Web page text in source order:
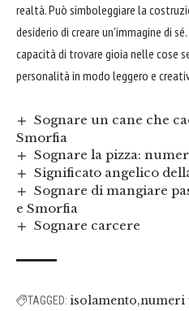
realtà. Può simboleggiare la
desiderio di creare un'immagine di
capacità di trovare gioia nelle cose
personalità in modo leggero e
Sognare un cane che
Smorfia
Sognare la pizza:
Significato angelico
Sognare di mangiare
e Smorfia
Sognare carcere
TAGGED: isolamento numeri